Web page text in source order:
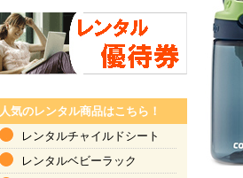
人気のレンタル商品はこちら！
レンタルチャイルドシート
レンタルベビーラック